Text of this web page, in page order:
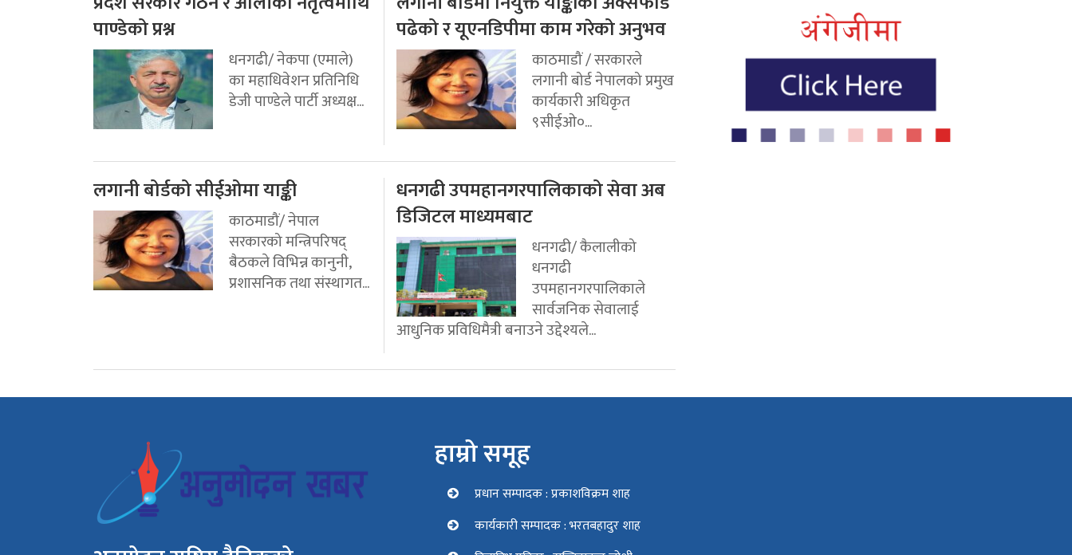
पाण्डेको प्रश्न
धनगढी/ नेकपा (एमाले)
का महाधिवेशन प्रतिनिधि
डेजी पाण्डेले पार्टी अध्यक्ष...
पढेको र यूएनडिपीमा काम गरेको अनुभव
काठमाडौं / सरकारले
लगानी बोर्ड नेपालको प्रमुख
कार्यकारी अधिकृत
९सीईओ०...
लगानी बोर्डको सीईओमा याङ्की
काठमाडौं/ नेपाल
सरकारको मन्त्रिपरिषद्
बैठकले विभिन्न कानुनी,
प्रशासनिक तथा संस्थागत...
धनगढी उपमहानगरपालिकाको सेवा अब
डिजिटल माध्यमबाट
धनगढी/ कैलालीको
धनगढी
उपमहानगरपालिकाले
सार्वजनिक सेवालाई
आधुनिक प्रविधिमैत्री बनाउने उद्देश्यले...
हाम्रो समूह
प्रधान सम्पादक : प्रकाशविक्रम शाह
कार्यकारी सम्पादक : भरतबहादुर शाह